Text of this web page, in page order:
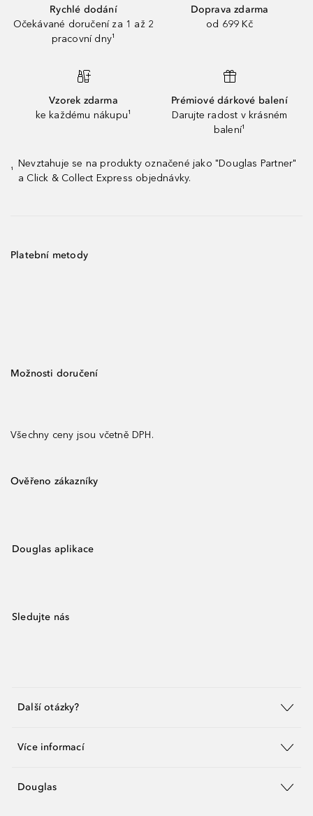
Rychlé dodání
Očekávané doručení za 1 až 2
pracovní dny¹
Doprava zdarma
od 699 Kč
Vzorek zdarma
ke každému nákupu¹
Prémiové dárkové balení
Darujte radost v krásném
balení¹
¹
Nevztahuje se na produkty označené jako "Douglas Partner"
a Click & Collect Express objednávky.
Platební metody
Možnosti doručení
Všechny ceny jsou včetně DPH.
Ověřeno zákazníky
Douglas aplikace
Sledujte nás
Další otázky?
Více informací
Douglas